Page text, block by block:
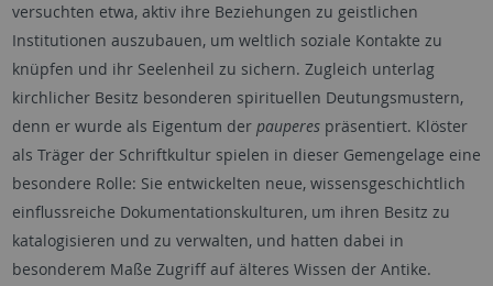
versuchten etwa, aktiv ihre Beziehungen zu geistlichen
Institutionen auszubauen, um weltlich soziale Kontakte zu
knüpfen und ihr Seelenheil zu sichern. Zugleich unterlag
kirchlicher Besitz besonderen spirituellen Deutungsmustern,
denn er wurde als Eigentum der pauperes präsentiert. Klöster
als Träger der Schriftkultur spielen in dieser Gemengelage eine
besondere Rolle: Sie entwickelten neue, wissensgeschichtlich
einflussreiche Dokumentationskulturen, um ihren Besitz zu
katalogisieren und zu verwalten, und hatten dabei in
besonderem Maße Zugriff auf älteres Wissen der Antike.